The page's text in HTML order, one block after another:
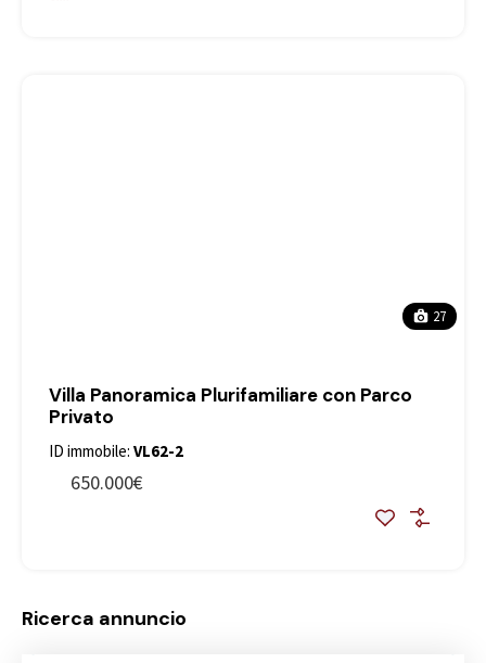
27
Villa Panoramica Plurifamiliare con Parco
Privato
ID immobile: VL62-2
650.000€
Ricerca annuncio